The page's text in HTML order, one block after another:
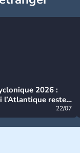
2026 :
l’Atlantique reste
22/07